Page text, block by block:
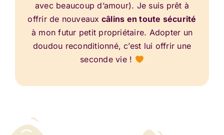
avec beaucoup d’amour). Je suis prêt à
offrir de nouveaux câlins en toute sécurité
à mon futur petit propriétaire. Adopter un
doudou reconditionné, c’est lui offrir une
seconde vie !